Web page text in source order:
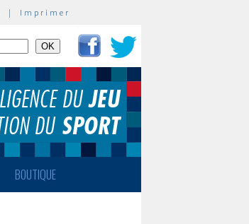
| Imprimer
BOUTIQUE